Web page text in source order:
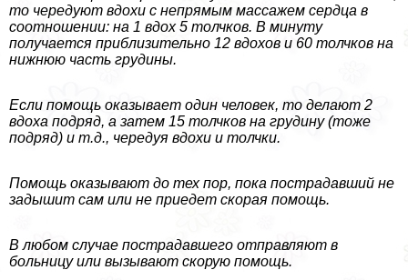
то чередуют вдохи с непрямым массажем сердца в
соотношении: на 1 вдох 5 толчков. В минуту
получается приблизительно 12 вдохов и 60 толчков на
нижнюю часть гpyдины.
Если помощь оказывает один человек, то делают 2
вдоха подряд, а затем 15 толчков на гpyдину (тоже
подряд) и т.д., чередуя вдохи и толчки.
Помощь оказывают до тех пор, пока пострадавший не
задышит сам или не приедет скорая помощь.
В любом случае пострадавшего отправляют в
больницу или вызывают скорую помощь.